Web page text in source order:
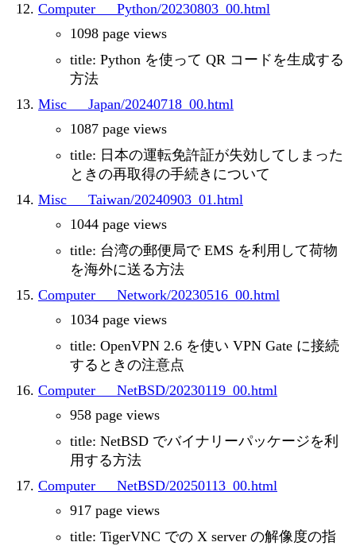
Computer___Python/20230803_00.html
1098 page views
title: Python を使って QR コードを生成する
方法
Misc___Japan/20240718_00.html
1087 page views
title: 日本の運転免許証が失効してしまった
ときの再取得の手続きについて
Misc___Taiwan/20240903_01.html
1044 page views
title: 台湾の郵便局で EMS を利用して荷物
を海外に送る方法
Computer___Network/20230516_00.html
1034 page views
title: OpenVPN 2.6 を使い VPN Gate に接続
するときの注意点
Computer___NetBSD/20230119_00.html
958 page views
title: NetBSD でバイナリーパッケージを利
用する方法
Computer___NetBSD/20250113_00.html
917 page views
title: TigerVNC での X server の解像度の指